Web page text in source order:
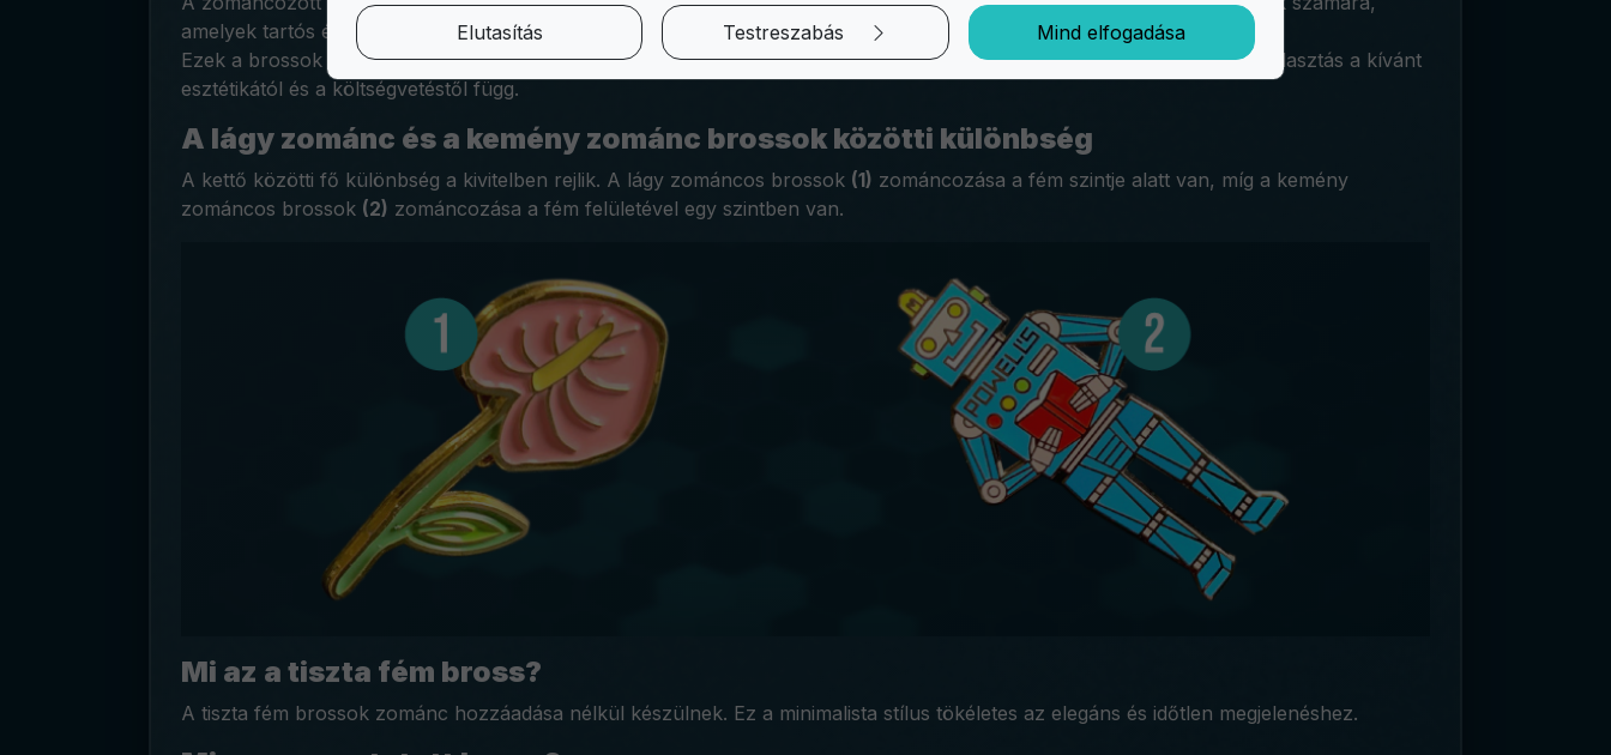
amelyek tartós és figyelemfelkeltő dizájnt szeretnének.
Ezek a brossok többféle fémből is készülhetnek. A leggyakoribbak közé tartozik a sárgaréz, a réz és a cink. Az anyagválasztás a kívánt
esztétikától és a költségvetéstől függ.
A lágy zománc és a kemény zománc brossok közötti különbség
A kettő közötti fő különbség a kivitelben rejlik. A lágy zománcos brossok (1) zománcozása a fém szintje alatt van, míg a kemény
zománcos brossok (2) zománcozása a fém felületével egy szintben van.
Mi az a tiszta fém bross?
A tiszta fém brossok zománc hozzáadása nélkül készülnek. Ez a minimalista stílus tökéletes az elegáns és időtlen megjelenéshez.
Mind elfogadása
Testreszabás
Elutasítás